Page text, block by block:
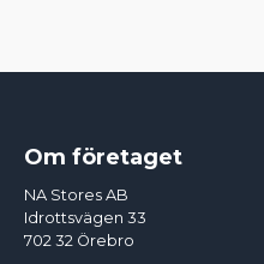
Om företaget
NA Stores AB
Idrottsvägen 33
702 32 Örebro